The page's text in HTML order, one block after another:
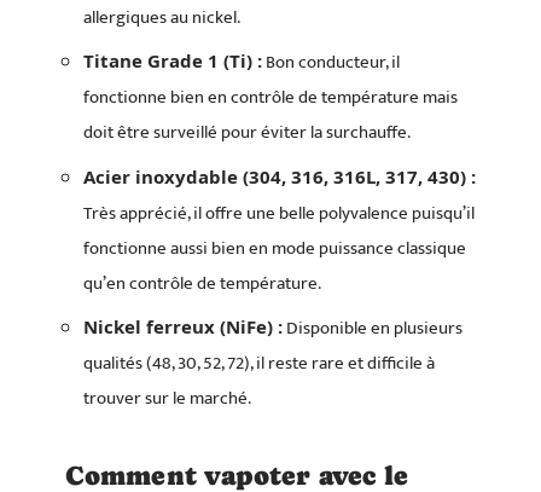
allergiques au nickel.
Titane Grade 1 (Ti) : Bon conducteur, il
fonctionne bien en contrôle de température mais
doit être surveillé pour éviter la surchauffe.
Acier inoxydable (304, 316, 316L, 317, 430) :
Très apprécié, il offre une belle polyvalence puisqu’il
fonctionne aussi bien en mode puissance classique
qu’en contrôle de température.
Nickel ferreux (NiFe) : Disponible en plusieurs
qualités (48, 30, 52, 72), il reste rare et difficile à
trouver sur le marché.
Comment vapoter avec le